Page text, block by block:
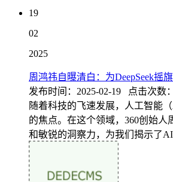
19
02
2025
周鸿祎自曝清白：为DeepSeek摇
发布时间：2025-02-19 点击次数
随着科技的飞速发展，人工智能
的焦点。在这个领域，360创始人
和敏锐的洞察力，为我们揭示了